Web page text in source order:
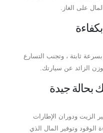
على الغاز.
ثابتة ، وتجنب التسارع
الزائد عن سيارتك.
بحالة جيدة
الزيت ودوران الإطارات
الوقود وتوفير المال الذي